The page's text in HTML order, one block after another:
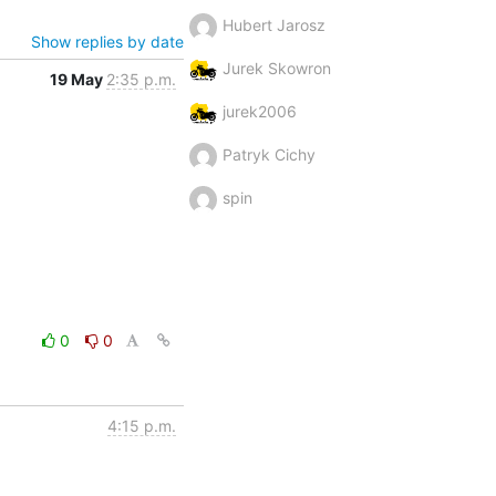
Show replies by date
19 May 2:35 p.m.
0 0
4:15 p.m.
Hubert Jarosz
Jurek Skowron
jurek2006
Patryk Cichy
spin